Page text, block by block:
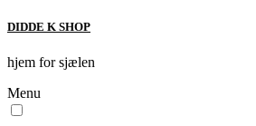
DIDDE K SHOP
hjem for sjælen
Menu